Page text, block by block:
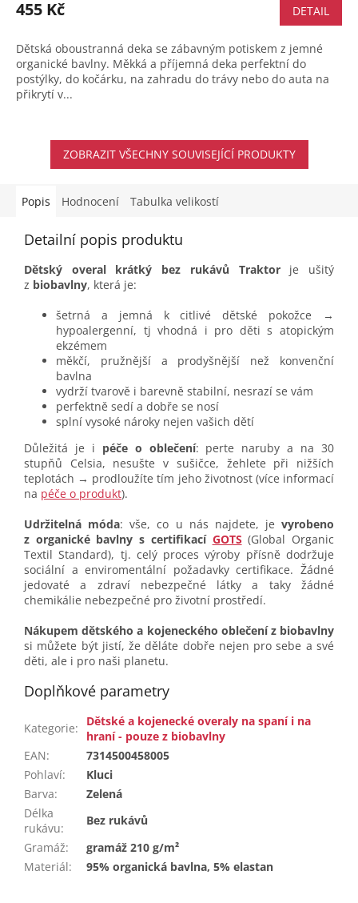
455 Kč DETAIL
Dětská oboustranná deka se zábavným potiskem z jemné
organické bavlny. Měkká a příjemná deka perfektní do
postýlky, do kočárku, na zahradu do trávy nebo do auta na
přikrytí v...
ZOBRAZIT VŠECHNY SOUVISEJÍCÍ PRODUKTY
Popis Hodnocení Tabulka velikostí
Detailní popis produktu
Dětský overal krátký bez rukávů Traktor je ušitý
z biobavlny, která je:
šetrná a jemná k citlivé dětské pokožce →
hypoalergenní, tj vhodná i pro děti s atopickým
ekzémem
měkčí, pružnější a prodyšnější než konvenční
bavlna
vydrží tvarově i barevně stabilní, nesrazí se vám
perfektně sedí a dobře se nosí
splní vysoké nároky nejen vašich dětí
Důležitá je i péče o oblečení: perte naruby a na 30
stupňů Celsia, nesušte v sušičce, žehlete při nižších
teplotách → prodloužíte tím jeho životnost (více informací
na péče o produkt).
Udržitelná móda: vše, co u nás najdete, je vyrobeno
z organické bavlny s certifikací GOTS (Global Organic
Textil Standard), tj. celý proces výroby přísně dodržuje
sociální a enviromentální požadavky certifikace. Žádné
jedovaté a zdraví nebezpečné látky a taky žádné
chemikálie nebezpečné pro životní prostředí.
Nákupem dětského a kojeneckého oblečení z biobavlny
si můžete být jistí, že děláte dobře nejen pro sebe a své
děti, ale i pro naši planetu.
Doplňkové parametry
Kategorie:
Dětské a kojenecké overaly na spaní i na
hraní - pouze z biobavlny
EAN:
7314500458005
Pohlaví:
Kluci
Barva:
Zelená
Délka
rukávu:
Bez rukávů
Gramáž:
gramáž 210 g/m²
Materiál: 95% organická bavlna, 5% elastan